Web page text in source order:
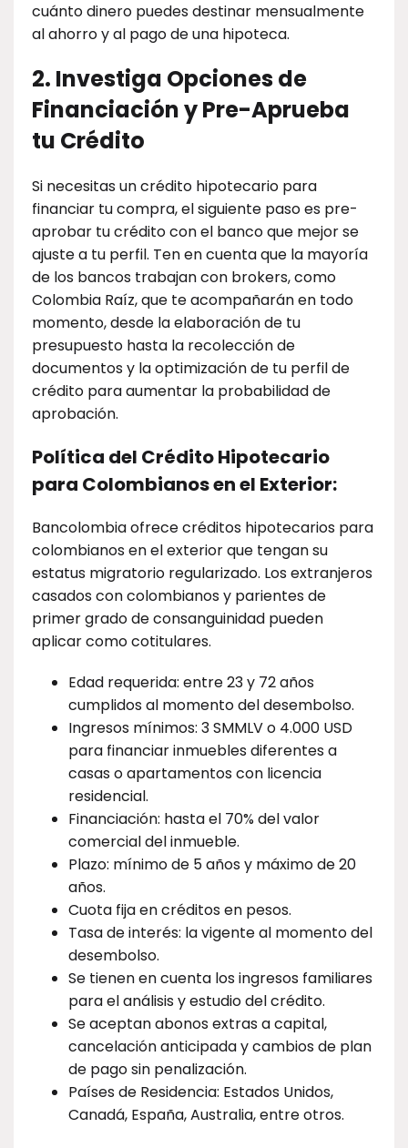
cuánto dinero puedes destinar mensualmente
al ahorro y al pago de una hipoteca.
2. Investiga Opciones de
Financiación y Pre-Aprueba
tu Crédito
Si necesitas un crédito hipotecario para
financiar tu compra, el siguiente paso es pre-
aprobar tu crédito con el banco que mejor se
ajuste a tu perfil. Ten en cuenta que la mayoría
de los bancos trabajan con brokers, como
Colombia Raíz, que te acompañarán en todo
momento, desde la elaboración de tu
presupuesto hasta la recolección de
documentos y la optimización de tu perfil de
crédito para aumentar la probabilidad de
aprobación.
Política del Crédito Hipotecario
para Colombianos en el Exterior:
Bancolombia ofrece créditos hipotecarios para
colombianos en el exterior que tengan su
estatus migratorio regularizado. Los extranjeros
casados con colombianos y parientes de
primer grado de consanguinidad pueden
aplicar como cotitulares.
Edad requerida: entre 23 y 72 años
cumplidos al momento del desembolso.
Ingresos mínimos: 3 SMMLV o 4.000 USD
para financiar inmuebles diferentes a
casas o apartamentos con licencia
residencial.
Financiación: hasta el 70% del valor
comercial del inmueble.
Plazo: mínimo de 5 años y máximo de 20
años.
Cuota fija en créditos en pesos.
Tasa de interés: la vigente al momento del
desembolso.
Se tienen en cuenta los ingresos familiares
para el análisis y estudio del crédito.
Se aceptan abonos extras a capital,
cancelación anticipada y cambios de plan
de pago sin penalización.
Países de Residencia: Estados Unidos,
Canadá, España, Australia, entre otros.